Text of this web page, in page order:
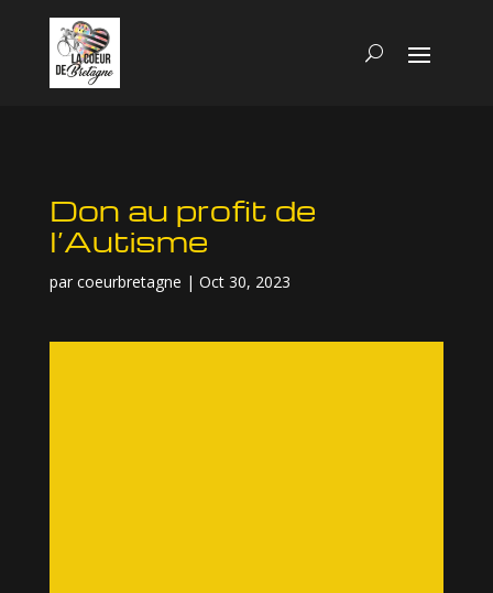
Don au profit de
l’Autisme
par coeurbretagne | Oct 30, 2023